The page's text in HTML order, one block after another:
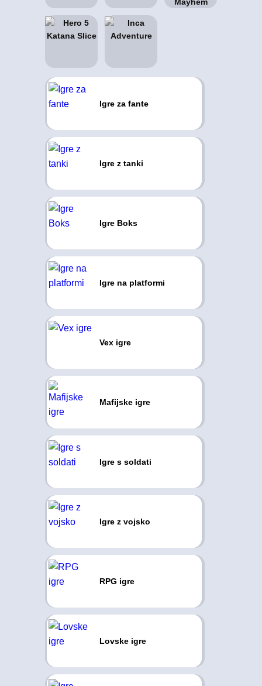
Igre za fante
Igre z tanki
Igre Boks
Igre na platformi
Vex igre
Mafijske igre
Igre s soldati
Igre z vojsko
RPG igre
Lovske igre